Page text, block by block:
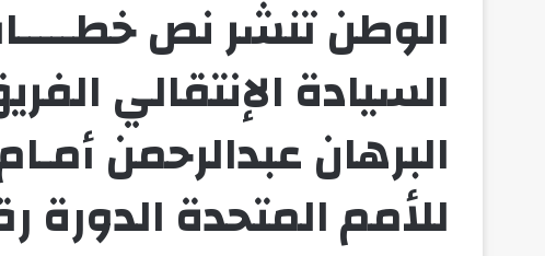
الوطن تنشر نص
السيادة الإنتقالي
البرهان عبدالرحمن
للأمم المتحدة الدورة